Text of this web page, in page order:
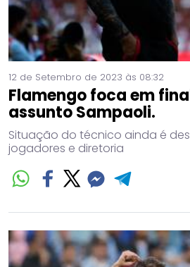
12 de Setembro de 2023 às 08:32
Flamengo foca em
assunto Sampaoli.
Situação do técnico ainda é
jogadores e diretoria